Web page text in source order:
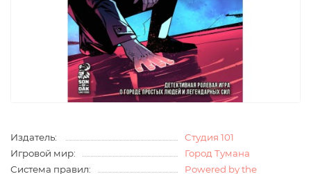
Издатель:
Студия 101
Игровой мир:
Город Тумана
Система правил:
Powered by the